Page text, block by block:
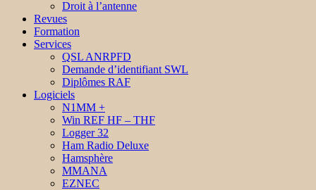
Droit à l’antenne
Revues
Formation
Services
QSL ANRPFD
Demande d’identifiant SWL
Diplômes RAF
Logiciels
N1MM +
Win REF HF – THF
Logger 32
Ham Radio Deluxe
Hamsphère
MMANA
EZNEC